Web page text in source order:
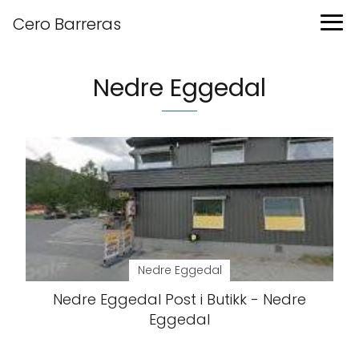
Cero Barreras
Nedre Eggedal
Nedre Eggedal
Nedre Eggedal Post i Butikk - Nedre
Eggedal